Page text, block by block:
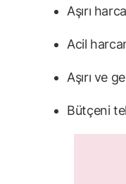
Aşırı
Acil
Aşırı ve
Bütçeni